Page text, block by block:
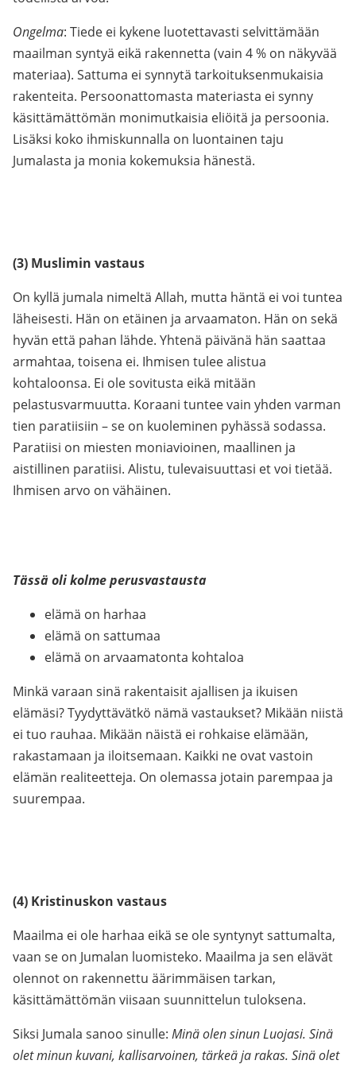
Ongelma: Tiede ei kykene luotettavasti selvittämään
maailman syntyä eikä rakennetta (vain 4 % on näkyvää
materiaa). Sattuma ei synnytä tarkoituksenmukaisia
rakenteita. Persoonattomasta materiasta ei synny
käsittämättömän monimutkaisia eliöitä ja persoonia.
Lisäksi koko ihmiskunnalla on luontainen taju
Jumalasta ja monia kokemuksia hänestä.
(3) Muslimin vastaus
On kyllä jumala nimeltä Allah, mutta häntä ei voi tuntea
läheisesti. Hän on etäinen ja arvaamaton. Hän on sekä
hyvän että pahan lähde. Yhtenä päivänä hän saattaa
armahtaa, toisena ei. Ihmisen tulee alistua
kohtaloonsa. Ei ole sovitusta eikä mitään
pelastusvarmuutta. Koraani tuntee vain yhden varman
tien paratiisiin – se on kuoleminen pyhässä sodassa.
Paratiisi on miesten moniavioinen, maallinen ja
aistillinen paratiisi. Alistu, tulevaisuuttasi et voi tietää.
Ihmisen arvo on vähäinen.
Tässä oli kolme perusvastausta
elämä on harhaa
elämä on sattumaa
elämä on arvaamatonta kohtaloa
Minkä varaan sinä rakentaisit ajallisen ja ikuisen
elämäsi? Tyydyttävätkö nämä vastaukset? Mikään niistä
ei tuo rauhaa. Mikään näistä ei rohkaise elämään,
rakastamaan ja iloitsemaan. Kaikki ne ovat vastoin
elämän realiteetteja. On olemassa jotain parempaa ja
suurempaa.
(4) Kristinuskon vastaus
Maailma ei ole harhaa eikä se ole syntynyt sattumalta,
vaan se on Jumalan luomisteko. Maailma ja sen elävät
olennot on rakennettu äärimmäisen tarkan,
käsittämättömän viisaan suunnittelun tuloksena.
Siksi Jumala sanoo sinulle: Minä olen sinun Luojasi. Sinä
olet minun kuvani, kallisarvoinen, tärkeä ja rakas. Sinä olet